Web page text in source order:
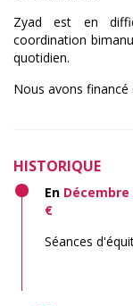
Zyad est en
coordination
quotidien.
Nous avons financé
HISTORIQUE
En Décembre
€
Séances